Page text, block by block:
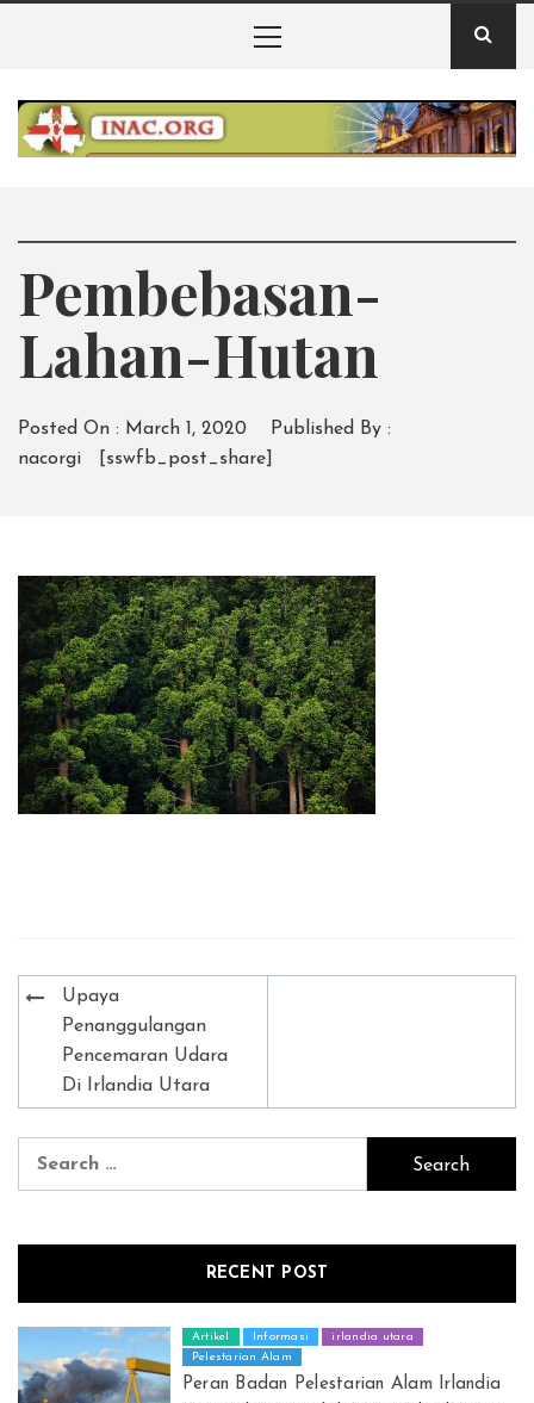
INAC – Badan
Irlandia Utara
Pembebasan-
Lahan-Hutan
Posted On : March 1, 2020
Published By :
nacorgi
[sswfb_post_share]
Post
navigation
Upaya
Penanggulangan
Pencemaran Udara
Di Irlandia Utara
RECENT POST
Artikel Informasi
irlandia utara
Pelestarian Alam
Peran Badan Pelestarian Alam Irlandia